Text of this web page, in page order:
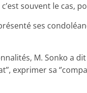
souvent le cas,
ses
M. Sonko a
exprimer sa